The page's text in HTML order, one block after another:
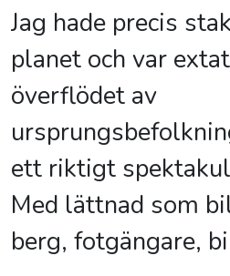
Jag hade precis
planet och var
överflödet av
ett riktigt
Med lättnad som
berg, fotgängare,